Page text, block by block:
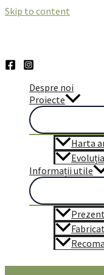
Skip to content
Despre noi
Proiecte
Harta
Informații utile